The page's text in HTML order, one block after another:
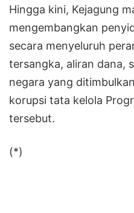
Hingga kini, Kejagung
mengembangkan
secara menyeluruh
tersangka, aliran dana,
negara yang
korupsi tata kelola
tersebut.
(*)